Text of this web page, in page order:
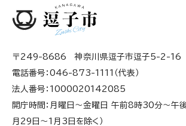
〒249-8686 神奈川県逗子市逗子5-2-16
電話番号：046-873-1111（代表）
法人番号：1000020142085
開庁時間：月曜日～金曜日 午前8時30分～午後
月29日～1月3日を除く）